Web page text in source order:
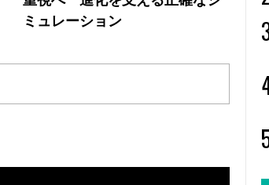
ミュレーション